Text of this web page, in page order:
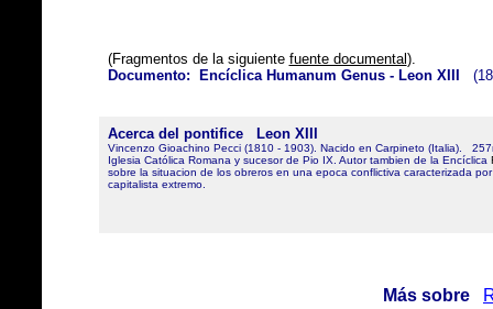
(Fragmentos de la siguiente fuente documental).
Documento:
Encíclica Humanum Genus- Leon XIII
Acerca del pontifice Leon XIII
Vincenzo Gioachino Pecci (1810 - 1903). Nacido en Carpineto (Italia).
Iglesia Católica Romana y sucesor de Pio IX. Autor tambien de la Encíclica
sobre la situacion de los obreros en una epoca conflictiva caracterizada
capitalista extremo.
Más sobre